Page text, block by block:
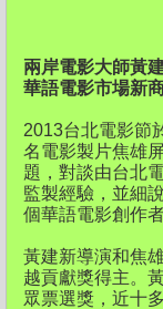
兩岸電影大師黃
華語電影市場新
2013台北電影節
名電影製片焦雄
題，對談由台北
監製經驗，並細
個華語電影創作
黃建新導演和焦
越貢獻獎得主。
眾票選獎，近十